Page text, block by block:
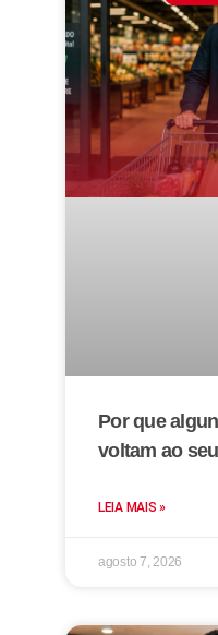
Por que
voltam ao
LEIA MAIS »
agosto 7, 2026